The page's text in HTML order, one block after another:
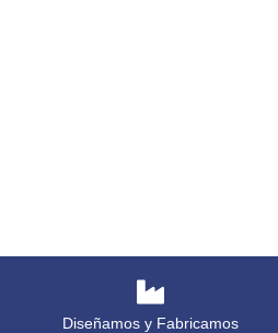
Diseñamos y Fabricamos